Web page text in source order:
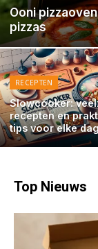
Ooni
pizzas
RECEPTEN
Slowcooker:
recepten en
tips voor elke
Top Nieuws